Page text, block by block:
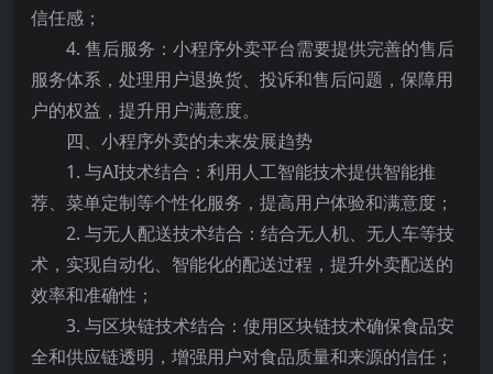
信任感；
4. 售后服务：小程序外卖平台需要提供完善的售后
服务体系，处理用户退换货、投诉和售后问题，保障用
户的权益，提升用户满意度。
四、小程序外卖的未来发展趋势
1. 与AI技术结合：利用人工智能技术提供智能推
荐、菜单定制等个性化服务，提高用户体验和满意度；
2. 与无人配送技术结合：结合无人机、无人车等技
术，实现自动化、智能化的配送过程，提升外卖配送的
效率和准确性；
3. 与区块链技术结合：使用区块链技术确保食品安
全和供应链透明，增强用户对食品质量和来源的信任；